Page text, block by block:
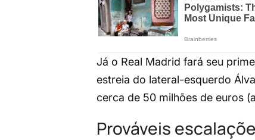
Já o Real Madrid fará seu
estreia do lateral-esquerdo
cerca de 50 milhões de euros
Prováveis